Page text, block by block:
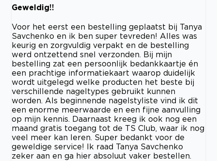
Geweldig!!
Voor het eerst een bestelling geplaatst bij Tanya
Savchenko en ik ben super tevreden! Alles was
keurig en zorgvuldig verpakt en de bestelling
werd ontzettend snel verzonden. Bij mijn
bestelling zat een persoonlijk bedankkaartje én
een prachtige informatiekaart waarop duidelijk
wordt uitgelegd welke producten het beste bij
verschillende nageltypes gebruikt kunnen
worden. Als beginnende nagelstyliste vind ik dit
een enorme meerwaarde en een fijne aanvulling
op mijn kennis. Daarnaast kreeg ik ook nog een
maand gratis toegang tot de TS Club, waar ik nog
veel meer kan leren. Super bedankt voor de
geweldige service! Ik raad Tanya Savchenko
zeker aan en ga hier absoluut vaker bestellen.